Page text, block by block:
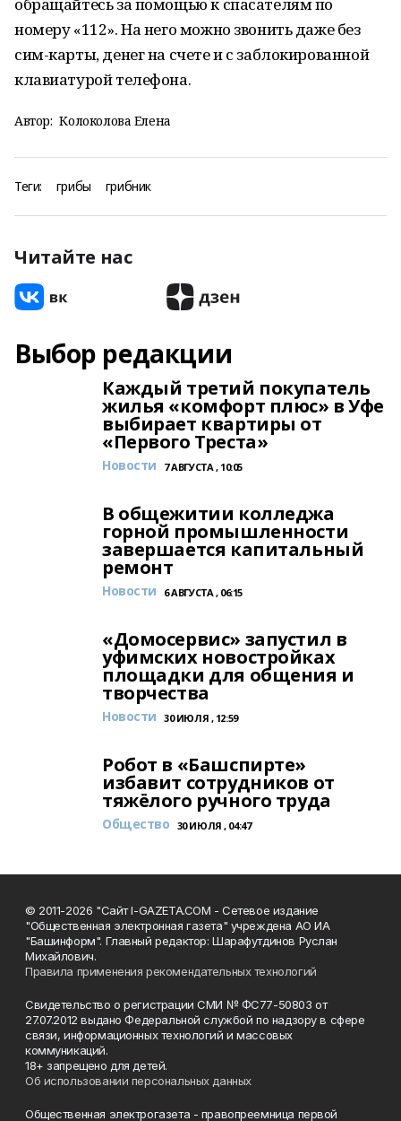
номеру «112». На него можно звонить даже без
сим-карты, денег на счете и с заблокированной
клавиатурой телефона.
Автор: Колоколова Елена
Теги: грибы грибник
Читайте нас
Выбор редакции
Каждый третий покупатель
жилья «комфорт плюс» в Уфе
выбирает квартиры от
«Первого Треста»
Новости 7 АВГУСТА , 10:05
В общежитии колледжа
горной промышленности
завершается капитальный
ремонт
Новости 6 АВГУСТА , 06:15
«Домосервис» запустил в
уфимских новостройках
площадки для общения и
творчества
Новости 30 ИЮЛЯ , 12:59
Робот в «Башспирте»
избавит сотрудников от
тяжёлого ручного труда
Общество 30 ИЮЛЯ , 04:47
© 2011-2026 "Сайт I-GAZETA.COM - Сетевое издание
"Общественная электронная газета" учреждена АО ИА
"Башинформ". Главный редактор: Шарафутдинов Руслан
Михайлович.
Правила применения рекомендательных технологий
Свидетельство о регистрации СМИ № ФС77-50803 от
27.07.2012 выдано Федеральной службой по надзору в сфере
связи, информационных технологий и массовых
коммуникаций.
18+ запрещено для детей.
Об использовании персональных данных
Общественная электрогазета - правопреемница первой